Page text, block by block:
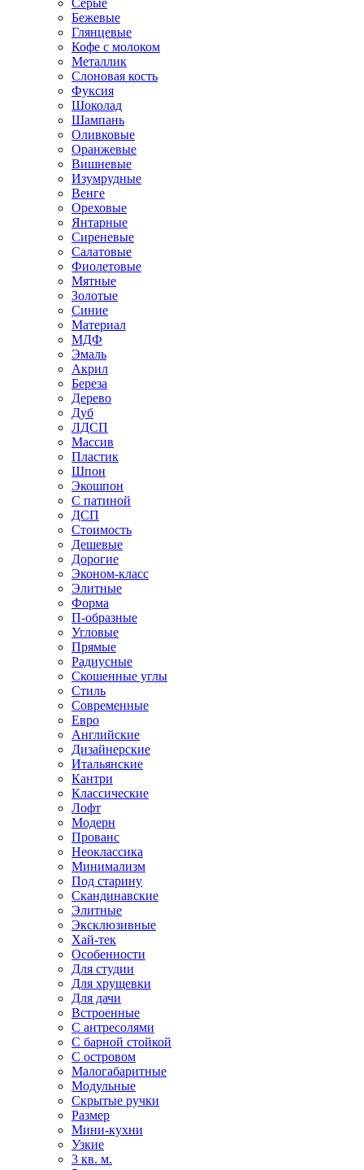
Серые
Бежевые
Глянцевые
Кофе с молоком
Металлик
Слоновая кость
Фуксия
Шоколад
Шампань
Оливковые
Оранжевые
Вишневые
Изумрудные
Венге
Ореховые
Янтарные
Сиреневые
Салатовые
Фиолетовые
Мятные
Золотые
Синие
Материал
МДФ
Эмаль
Акрил
Береза
Дерево
Дуб
ЛДСП
Массив
Пластик
Шпон
Экошпон
С патиной
ДСП
Стоимость
Дешевые
Дорогие
Эконом-класс
Элитные
Форма
П-образные
Угловые
Прямые
Радиусные
Скошенные углы
Стиль
Современные
Евро
Английские
Дизайнерские
Итальянские
Кантри
Классические
Лофт
Модерн
Прованс
Неоклассика
Минимализм
Под старину
Скандинавские
Элитные
Эксклюзивные
Хай-тек
Особенности
Для студии
Для хрущевки
Для дачи
Встроенные
С антресолями
С барной стойкой
С островом
Малогабаритные
Модульные
Скрытые ручки
Размер
Мини-кухни
Узкие
3 кв. м.